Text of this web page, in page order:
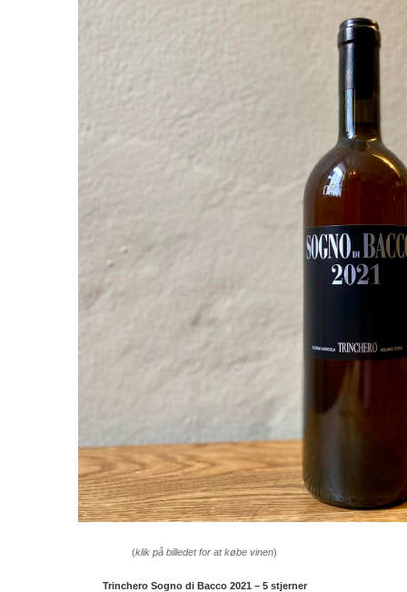
(klik på billedet for at købe vinen)
Trinchero Sogno di Bacco 2021 – 5 stjerner